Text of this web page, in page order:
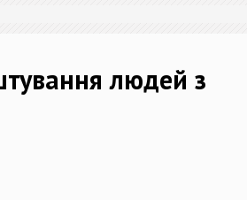
людей з